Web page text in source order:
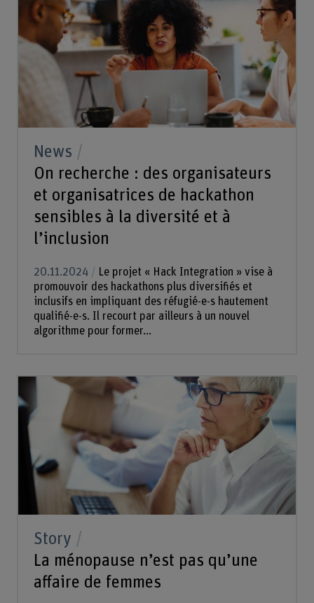
News
On recherche : des organisateurs
et organisatrices de hackathon
sensibles à la diversité et à
l’inclusion
20.11.2024
Le projet « Hack Integration » vise à
promouvoir des hackathons plus diversifiés et
inclusifs en impliquant des réfugié-e-s hautement
qualifié-e-s. Il recourt par ailleurs à un nouvel
algorithme pour former...
Story
La ménopause n’est pas qu’une
affaire de femmes